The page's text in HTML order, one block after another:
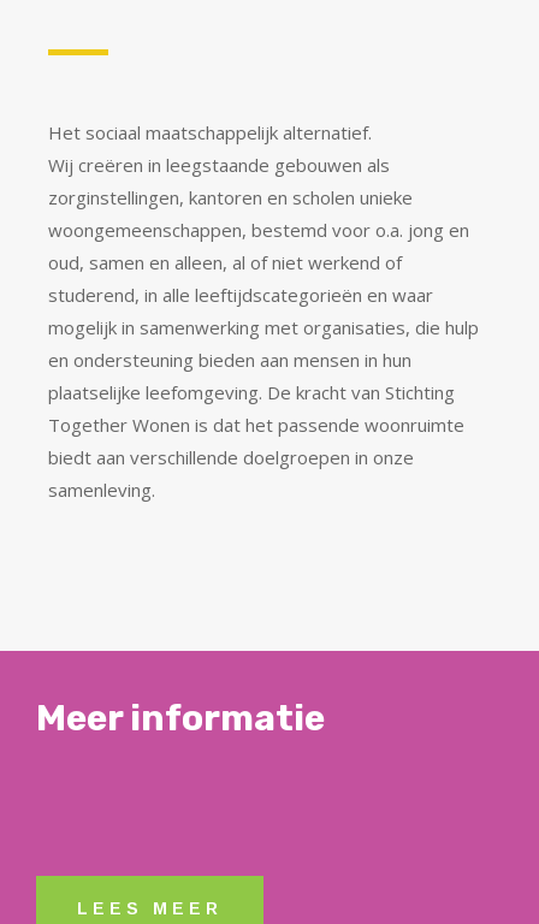
Het sociaal maatschappelijk alternatief.
Wij creëren in leegstaande gebouwen als
zorginstellingen, kantoren en scholen unieke
woongemeenschappen, bestemd voor o.a. jong en
oud, samen en alleen, al of niet werkend of
studerend, in alle leeftijdscategorieën en waar
mogelijk in samenwerking met organisaties, die hulp
en ondersteuning bieden aan mensen in hun
plaatselijke leefomgeving. De kracht van Stichting
Together Wonen is dat het passende woonruimte
biedt aan verschillende doelgroepen in onze
samenleving.
Meer informatie
LEES MEER